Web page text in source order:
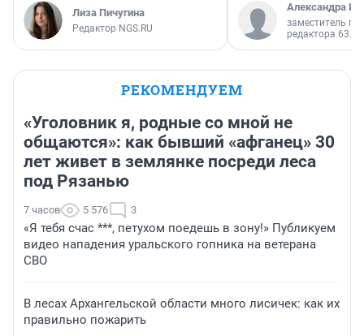
Лиза Пичугина
Редактор NGS.RU
Александра
заместитель
редактора 63.RU
РЕКОМЕНДУЕМ
«Уголовник я, родные со мной не
общаются»: как бывший «афганец» 30
лет живет в землянке посреди леса
под Рязанью
7 часов 5 576 3
«Я тебя счас ***, петухом поедешь в зону!» Публикуем
видео нападения уральского гопника на ветерана
СВО
В лесах Архангельской области много лисичек: как их
правильно пожарить